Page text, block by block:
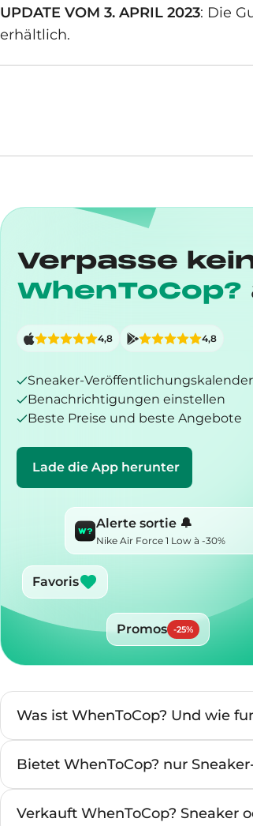
UPDATE VOM 3. APRIL 2023: Die
erhältlich.
Verpasse
WhenToCop?
Sneaker-Veröffentlichungskalender
Benachrichtigungen einstellen
Beste Preise und beste Angebote
Lade die App herunter
4,8 4,8
Alerte sortie 🔔
Nike Air Force 1 Low à -30%
Favoris
Promos -25%
Was ist WhenToCop? Und wie
Bietet WhenToCop? nur
Verkauft WhenToCop? Sneaker